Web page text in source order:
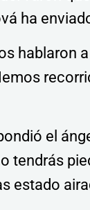
ha
hablaron
el
tendrás
estado